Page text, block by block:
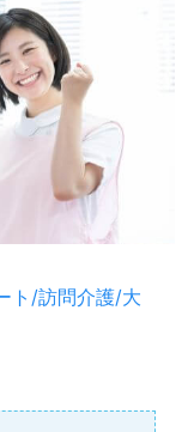
ト/訪問介護/大